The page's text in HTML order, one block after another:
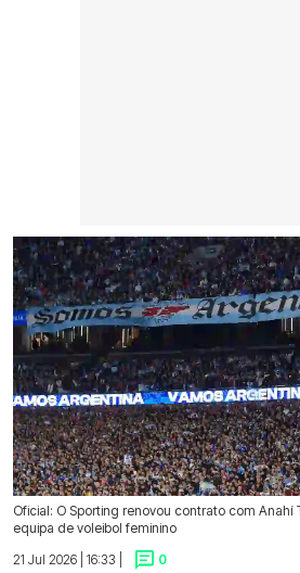
Oficial: O Sporting renovou contrato com Anahí
equipa de voleibol feminino
21 Jul 2026 | 16:33 |
0